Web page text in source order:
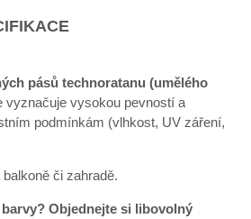
pásů technoratanu (umělého
vyznačuje vysokou pevností a
podmínkám (vlhkost, UV záření,
či zahradě.
Objednejte si libovolný